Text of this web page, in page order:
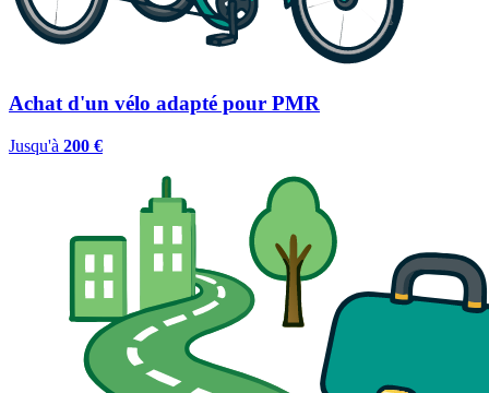
Achat d'un vélo adapté pour PMR
Jusqu'à 200 €